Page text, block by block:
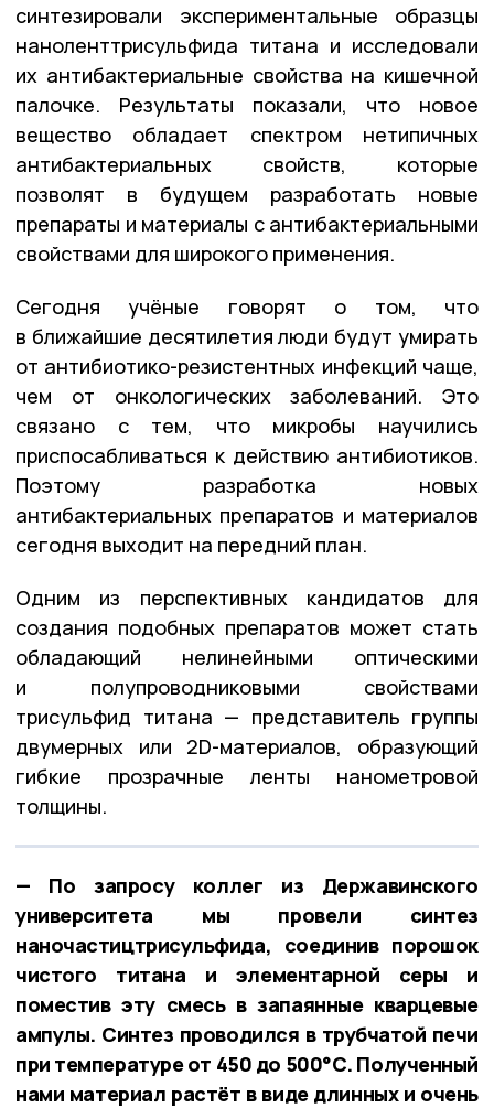
синтезировали экспериментальные образцы
наноленттрисульфида титана и исследовали
их антибактериальные свойства на кишечной
палочке. Результаты показали, что новое
вещество обладает спектром нетипичных
антибактериальных свойств, которые
позволят в будущем разработать новые
препараты и материалы с антибактериальными
свойствами для широкого применения.
Сегодня учёные говорят о том, что
в ближайшие десятилетия люди будут умирать
от антибиотико-резистентных инфекций чаще,
чем от онкологических заболеваний. Это
связано с тем, что микробы научились
приспосабливаться к действию антибиотиков.
Поэтому разработка новых
антибактериальных препаратов и материалов
сегодня выходит на передний план.
Одним из перспективных кандидатов для
создания подобных препаратов может стать
обладающий нелинейными оптическими
и полупроводниковыми свойствами
трисульфид титана — представитель группы
двумерных или 2D-материалов, образующий
гибкие прозрачные ленты нанометровой
толщины.
— По запросу коллег из Державинского
университета мы провели синтез
наночастицтрисульфида, соединив порошок
чистого титана и элементарной серы и
поместив эту смесь в запаянные кварцевые
ампулы. Синтез проводился в трубчатой печи
при температуре от 450 до 500°С. Полученный
нами материал растёт в виде длинных и очень